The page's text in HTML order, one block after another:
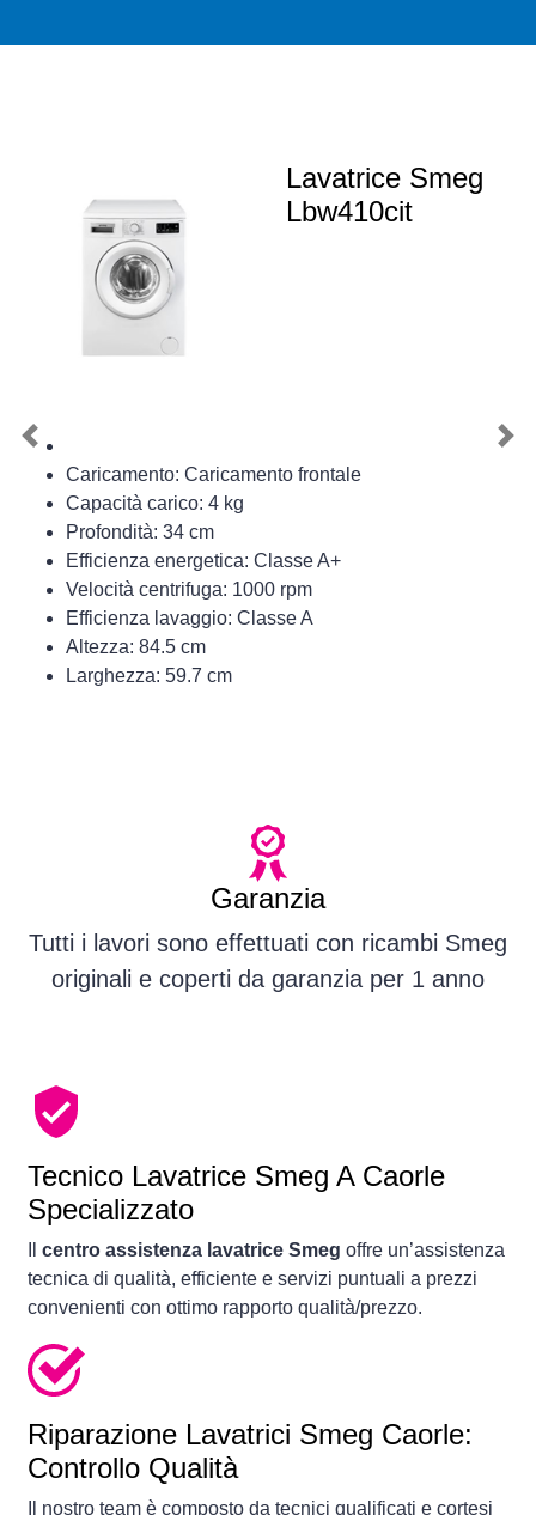
Lavatrice Smeg
Lbw410cit
Caricamento: Caricamento frontale
Capacità carico: 4 kg
Profondità: 34 cm
Efficienza energetica: Classe A+
Velocità centrifuga: 1000 rpm
Efficienza lavaggio: Classe A
Altezza: 84.5 cm
Larghezza: 59.7 cm
Previous
Garanzia
Tutti i lavori sono effettuati con ricambi Smeg
originali e coperti da garanzia per 1 anno
Tecnico Lavatrice Smeg A Caorle
Specializzato
centro assistenza lavatrice Smeg offre un’assistenza
tecnica di qualità, efficiente e servizi puntuali a prezzi
convenienti con ottimo rapporto qualità/prezzo.
Riparazione Lavatrici Smeg Caorle:
Controllo Qualità
Il nostro team è composto da tecnici qualificati e cortesi